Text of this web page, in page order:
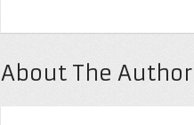
About The Author